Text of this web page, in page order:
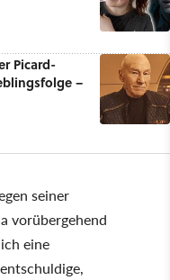
Picard-
–
seiner
vorübergehend
eine